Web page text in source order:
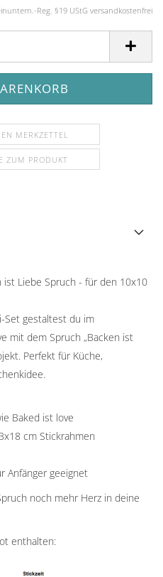
Reg. §19 UStG versandkostenfrei
MERKZETTEL
ZUM PRODUKT
Liebe Spruch - für den 10x10
Set gestaltest du im
mit dem Spruch „Backen ist
Perfekt für Küche,
Baked ist love
cm Stickrahmen
Anfänger geeignet
noch mehr Herz in deine
enthalten: